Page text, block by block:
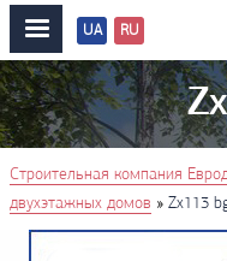
Строительная компания
двухэтажных домов » Zx113
Перевод
сайтов
UA RU